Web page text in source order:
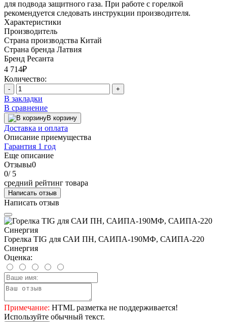
для подвода защитного газа. При работе с горелкой
рекомендуется следовать инструкции производителя.
Характеристики
Производитель
Страна производства Китай
Страна бренда Латвия
Бренд Ресанта
4 714₽
Количество:
- +
В закладки
В сравнение
В корзину
Доставка и оплата
Описание приемущества
Гарантия 1 год
Еще описание
Отзывы0
0/ 5
средний рейтинг товара
Написать отзыв
Написать отзыв
Горелка TIG для САИ ПН, САИПА-190МФ, САИПА-220
Синергия
Оценка:
Примечание: HTML разметка не поддерживается!
Используйте обычный текст.